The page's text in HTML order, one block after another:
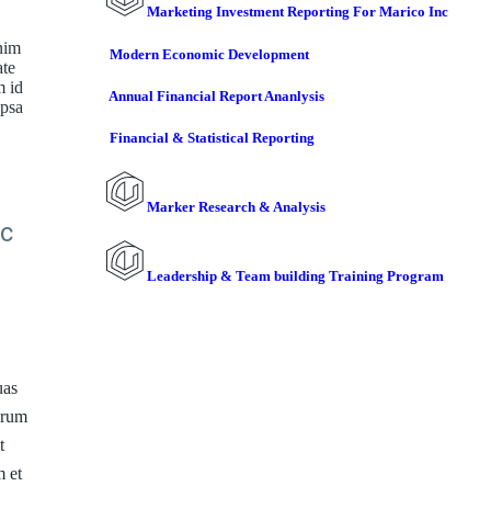
id
et
Marketing Investment Reporting For Marico Inc
Modern Economic Development
Annual Financial Report Ananlysis
Financial & Statistical Reporting
Marker Research & Analysis
Leadership & Team building Training Program